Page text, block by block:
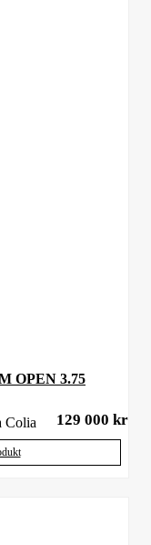
OPEN 3.75
Colia 129 000 kr